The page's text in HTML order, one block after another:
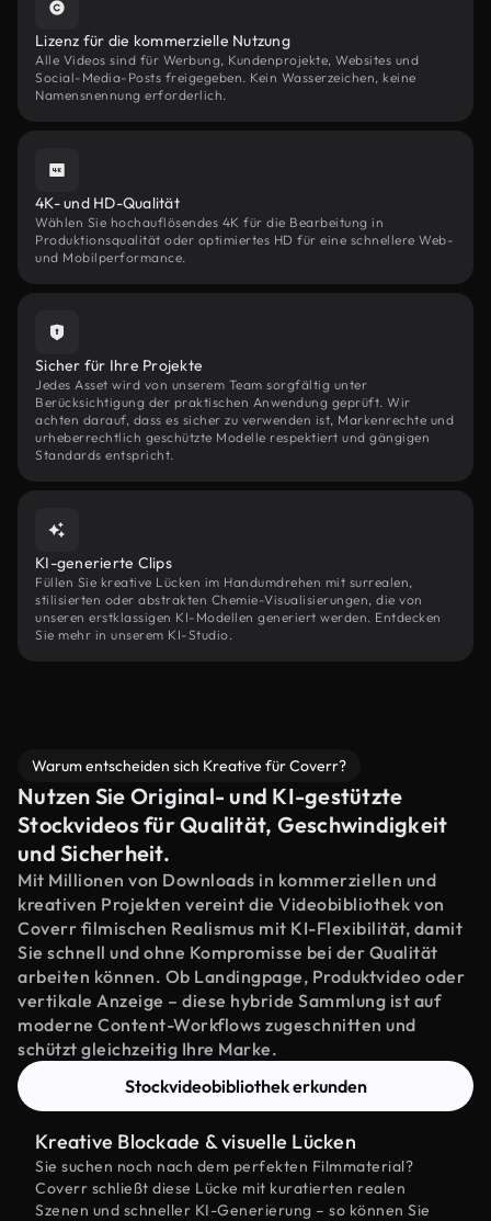
Lizenz für die kommerzielle Nutzung
Alle Videos sind für Werbung, Kundenprojekte, Websites und
Social-Media-Posts freigegeben. Kein Wasserzeichen, keine
Namensnennung erforderlich.
4K- und HD-Qualität
Wählen Sie hochauflösendes 4K für die Bearbeitung in
Produktionsqualität oder optimiertes HD für eine schnellere Web-
und Mobilperformance.
Sicher für Ihre Projekte
Jedes Asset wird von unserem Team sorgfältig unter
Berücksichtigung der praktischen Anwendung geprüft. Wir
achten darauf, dass es sicher zu verwenden ist, Markenrechte und
urheberrechtlich geschützte Modelle respektiert und gängigen
Standards entspricht.
KI-generierte Clips
Füllen Sie kreative Lücken im Handumdrehen mit surrealen,
stilisierten oder abstrakten Chemie-Visualisierungen, die von
unseren erstklassigen KI-Modellen generiert werden. Entdecken
Sie mehr in unserem KI-Studio.
Warum entscheiden sich Kreative für Coverr?
Nutzen Sie Original- und KI-gestützte
Stockvideos für Qualität, Geschwindigkeit
und Sicherheit.
Mit Millionen von Downloads in kommerziellen und
kreativen Projekten vereint die Videobibliothek von
Coverr filmischen Realismus mit KI-Flexibilität, damit
Sie schnell und ohne Kompromisse bei der Qualität
arbeiten können. Ob Landingpage, Produktvideo oder
vertikale Anzeige – diese hybride Sammlung ist auf
moderne Content-Workflows zugeschnitten und
schützt gleichzeitig Ihre Marke.
Stockvideobibliothek erkunden
Kreative Blockade & visuelle Lücken
Sie suchen noch nach dem perfekten Filmmaterial?
Coverr schließt diese Lücke mit kuratierten realen
Szenen und schneller KI-Generierung – so können Sie